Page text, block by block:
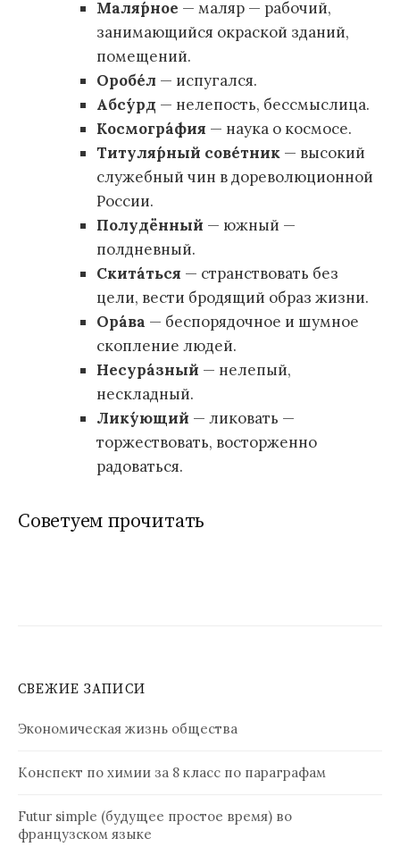
Маля́рное — маляр — рабочий,
занимающийся окраской зданий,
помещений.
Оробе́л — испугался.
Абсу́рд — нелепость, бессмыслица.
Космогра́фия — наука о космосе.
Титуля́рный сове́тник — высокий
служебный чин в дореволюционной
России.
Полудённый — южный —
полдневный.
Скита́ться — странствовать без
цели, вести бродящий образ жизни.
Ора́ва — беспорядочное и шумное
скопление людей.
Несура́зный — нелепый,
нескладный.
Лику́ющий — ликовать —
торжествовать, восторженно
радоваться.
Советуем прочитать
СВЕЖИЕ ЗАПИСИ
Экономическая жизнь общества
Конспект по химии за 8 класс по параграфам
Futur simple (будущее простое время) во
французском языке